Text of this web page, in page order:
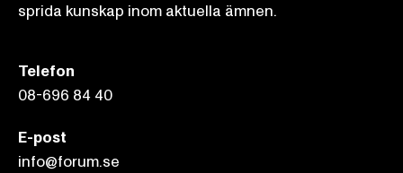
sprida kunskap inom aktuella ämnen.
Telefon
08-696 84 40
E-post
info@forum.se